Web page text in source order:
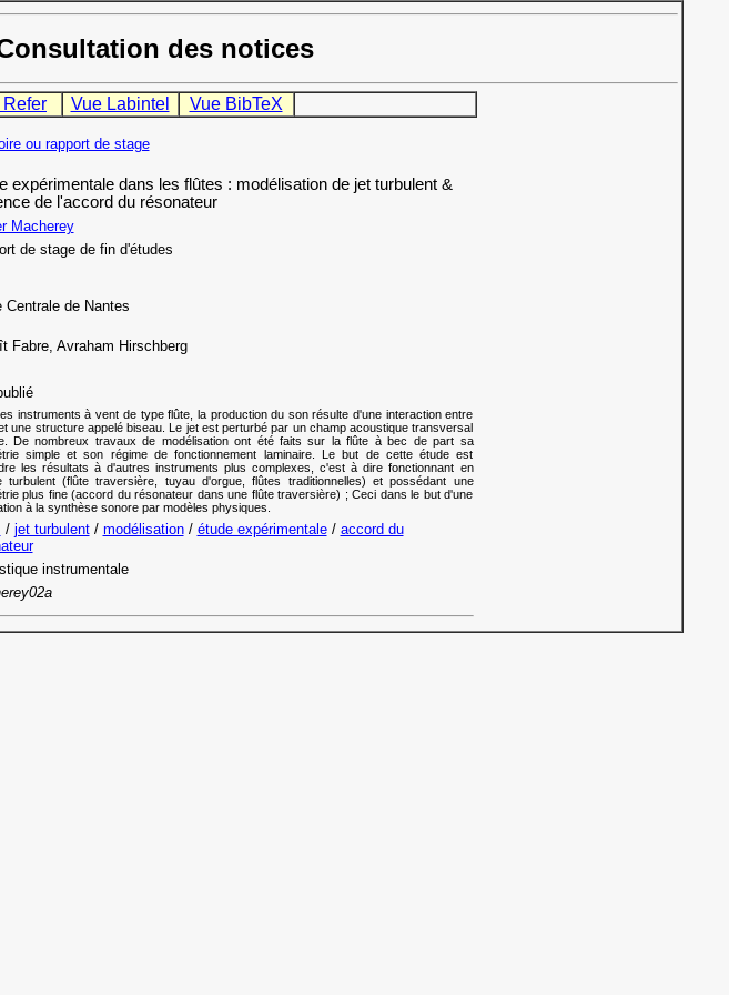
des notices
Refer Vue Labintel Vue BibTeX
ou rapport de stage
expérimentale dans les flûtes : modélisation de jet turbulent &
de l'accord du résonateur
Macherey
de stage de fin d'études
Centrale de Nantes
Fabre, Avraham Hirschberg
instruments à vent de type flûte, la production du son résulte d'une interaction entre
une structure appelé biseau. Le jet est perturbé par un champ acoustique transversal
De nombreux travaux de modélisation ont été faits sur la flûte à bec de part sa
simple et son régime de fonctionnement laminaire. Le but de cette étude est
les résultats à d'autres instruments plus complexes, c'est à dire fonctionnant en
turbulent (flûte traversière, tuyau d'orgue, flûtes traditionnelles) et possédant une
plus fine (accord du résonateur dans une flûte traversière) ; Ceci dans le but d'une
à la synthèse sonore par modèles physiques.
/ jet turbulent/ modélisation/ étude expérimentale/ accord du
instrumentale